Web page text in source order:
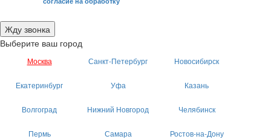
Жду звонка
Выберите ваш город
Москва Санкт-Петербург Новосибирск
Екатеринбург Уфа Казань
Волгоград Нижний Новгород Челябинск
Пермь Самара Ростов-на-Дону